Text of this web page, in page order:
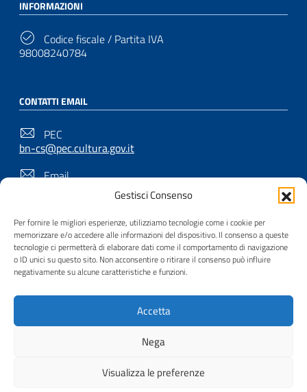
Gestisci Consenso
Per fornire le migliori esperienze, utilizziamo tecnologie come i cookie per
memorizzare e/o accedere alle informazioni del dispositivo. Il consenso a queste
tecnologie ci permetterà di elaborare dati come il comportamento di navigazione
o ID unici su questo sito. Non acconsentire o ritirare il consenso può influire
negativamente su alcune caratteristiche e funzioni.
Accetta
Nega
Visualizza le preferenze
INFORMAZIONI
Codice fiscale / Partita IVA
98008240784
CONTATTI EMAIL
PEC
bn-cs@pec.cultura.gov.it
Email
bn-cs@cultura.gov.it
SEGUICI SU
Useful Links Section
Contatti
accessibilità | Realizzato da Inera
Biblioteca Nazionale di Cosenza